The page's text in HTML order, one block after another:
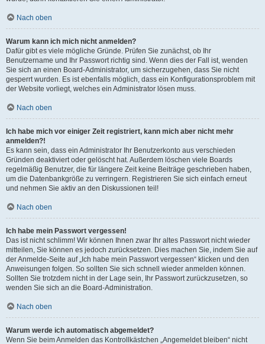
Nach oben
Warum kann ich mich nicht anmelden?
Dafür gibt es viele mögliche Gründe. Prüfen Sie zunächst, ob Ihr
Benutzername und Ihr Passwort richtig sind. Wenn dies der Fall ist, wenden
Sie sich an einen Board-Administrator, um sicherzugehen, dass Sie nicht
gesperrt wurden. Es ist ebenfalls möglich, dass ein Konfigurationsproblem mit
der Website vorliegt, welches ein Administrator lösen muss.
Nach oben
Ich habe mich vor einiger Zeit registriert, kann mich aber nicht mehr
anmelden?!
Es kann sein, dass ein Administrator Ihr Benutzerkonto aus verschieden
Gründen deaktiviert oder gelöscht hat. Außerdem löschen viele Boards
regelmäßig Benutzer, die für längere Zeit keine Beiträge geschrieben haben,
um die Datenbankgröße zu verringern. Registrieren Sie sich einfach erneut
und nehmen Sie aktiv an den Diskussionen teil!
Nach oben
Ich habe mein Passwort vergessen!
Das ist nicht schlimm! Wir können Ihnen zwar Ihr altes Passwort nicht wieder
mitteilen, Sie können es jedoch zurücksetzen. Dies machen Sie, indem Sie auf
der Anmelde-Seite auf „Ich habe mein Passwort vergessen“ klicken und den
Anweisungen folgen. So sollten Sie sich schnell wieder anmelden können.
Sollten Sie trotzdem nicht in der Lage sein, Ihr Passwort zurückzusetzen, so
wenden Sie sich an die Board-Administration.
Nach oben
Warum werde ich automatisch abgemeldet?
Wenn Sie beim Anmelden das Kontrollkästchen „Angemeldet bleiben“ nicht